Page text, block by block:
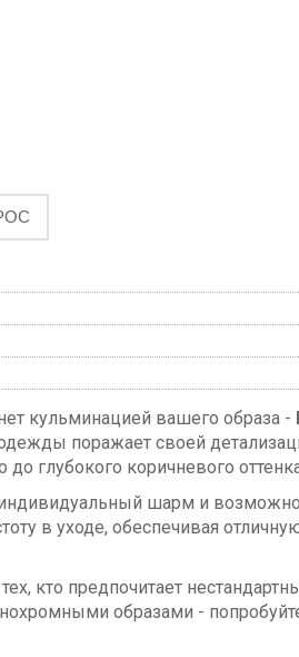
кульминацией вашего образа -
поражает своей
глубокого коричневого
шарм и
в уходе, обеспечивая
кто предпочитает
образами -